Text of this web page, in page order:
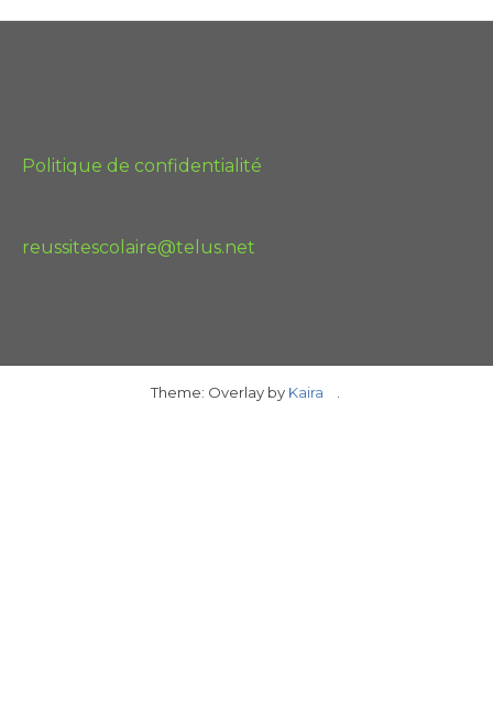
Politique de confidentialité
reussitescolaire@telus.net
Theme: Overlay by Kaira .